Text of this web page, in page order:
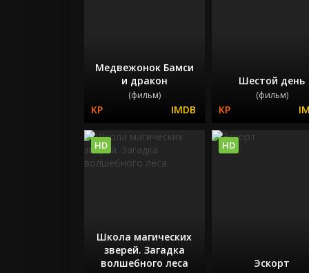
Медвежонок Бамси
и дракон
(фильм)
Шестой день
(фильм)
Школа магических
зверей. Загадка
волшебного леса
HD
Эскорт
HD